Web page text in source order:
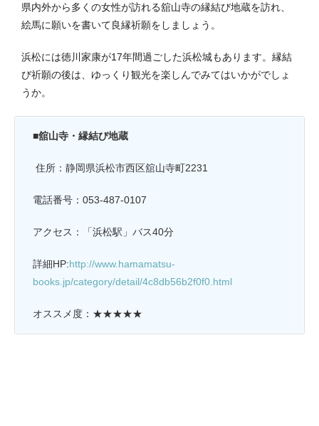
県内外から多くの女性が訪れる舘山寺の縁結び地蔵を訪れ、
絵馬に願いを書いて良縁祈願をしましょう。
浜松には徳川家康が17年間過ごした浜松城もあります。縁結
び祈願の後は、ゆっくり観光を楽しんでみてはいかがでしょ
うか。
■舘山寺・縁結び地蔵
住所：静岡県浜松市西区舘山寺町2231
電話番号：053-487-0107
アクセス：「浜松駅」バス40分
詳細HP:http://www.hamamatsu-
books.jp/category/detail/4c8db56b2f0f0.html
オススメ度：★★★★★